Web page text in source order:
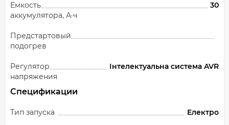
Емкость
аккумулятора, А·ч
30
Предстартовый
подогрев
Регулятор
напряжения
Інтелектуальна система AVR
Спецификации
Тип запуска Електро